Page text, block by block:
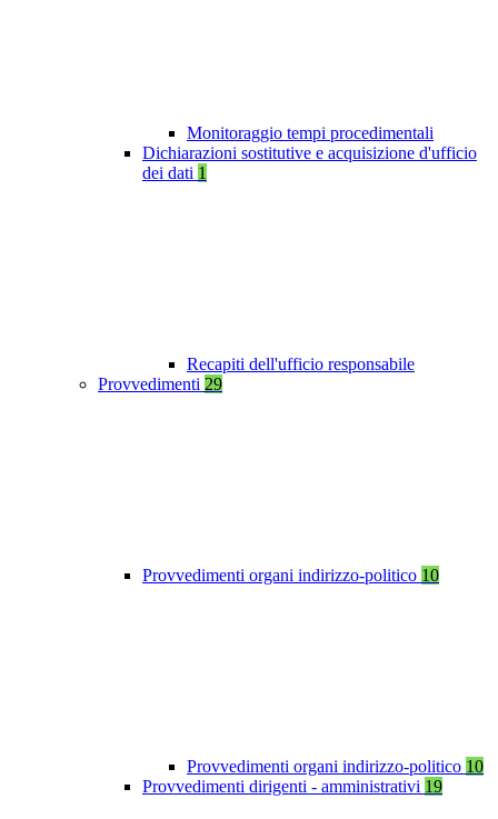
Monitoraggio tempi procedimentali
Dichiarazioni sostitutive e acquisizione d'ufficio
dei dati 1
Recapiti dell'ufficio responsabile
Provvedimenti 29
Provvedimenti organi indirizzo-politico 10
Provvedimenti organi indirizzo-politico 10
Provvedimenti dirigenti - amministrativi 19